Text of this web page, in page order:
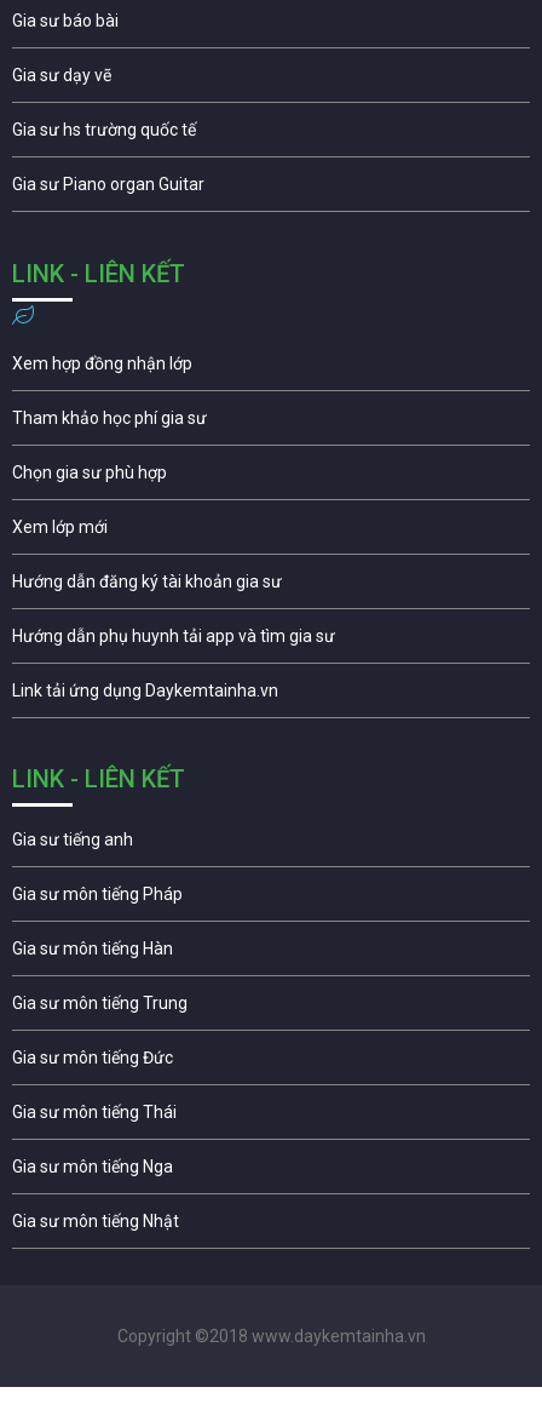
Gia sư báo bài
Gia sư dạy vẽ
Gia sư hs trường quốc tế
Gia sư Piano organ Guitar
LINK - LIÊN KẾT
Xem hợp đồng nhận lớp
Tham khảo học phí gia sư
Chọn gia sư phù hợp
Xem lớp mới
Hướng dẫn đăng ký tài khoản gia sư
Hướng dẫn phụ huynh tải app và tìm gia sư
Link tải ứng dụng Daykemtainha.vn
LINK - LIÊN KẾT
Gia sư tiếng anh
Gia sư môn tiếng Pháp
Gia sư môn tiếng Hàn
Gia sư môn tiếng Trung
Gia sư môn tiếng Đức
Gia sư môn tiếng Thái
Gia sư môn tiếng Nga
Gia sư môn tiếng Nhật
Copyright ©2018 www.daykemtainha.vn